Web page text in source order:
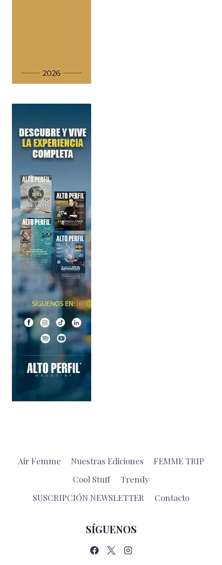
Air Femme Nuestras Ediciones
FEMME TRIP
Cool Stuff
Trendy
SUSCRIPCIÓN NEWSLETTER
Contacto
SÍGUENOS